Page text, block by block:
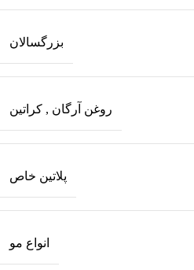
بزرگسالان
روغن آرگان , کراتین
پلاتین خاص
انواع مو